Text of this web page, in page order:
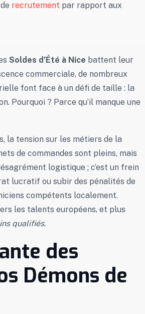
recrutement par rapport aux
Soldes d’Été à Nice battent leur
commerciale, de nombreux
font face à un défi de taille : la
Pourquoi ? Parce qu’il manque une
la tension sur les métiers de la
de commandes sont pleins, mais
logistique ; c’est un frein
lucratif ou subir des pénalités de
compétents localement.
les talents européens, et plus
qualifiés.
des
Démons de